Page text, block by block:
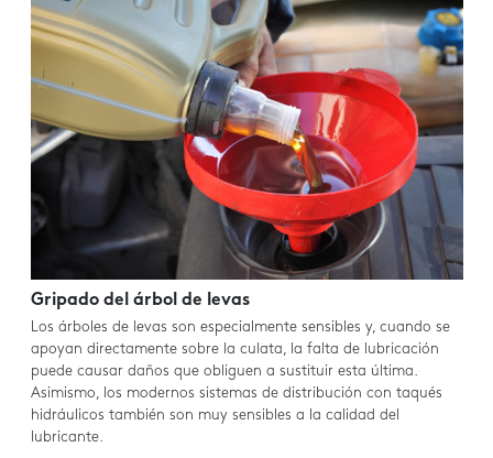
Gripado del árbol de levas
Los árboles de levas son especialmente sensibles y, cuando se
apoyan directamente sobre la culata, la falta de lubricación
puede causar daños que obliguen a sustituir esta última.
Asimismo, los modernos sistemas de distribución con taqués
hidráulicos también son muy sensibles a la calidad del
lubricante.